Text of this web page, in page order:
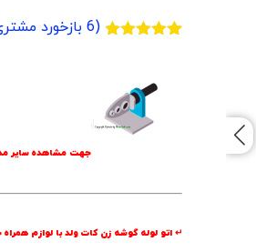
امتیازدهی
مشتری
(
6 بازخورد
جهت مشاهده سایر
↵ اتو لوله گوشه زن کات ولد با لوازم